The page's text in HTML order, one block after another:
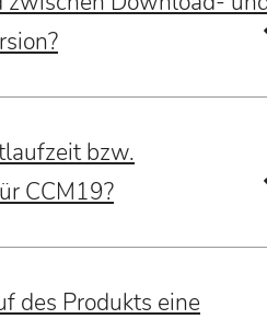
bzw.
CCM19?
des Produkts eine